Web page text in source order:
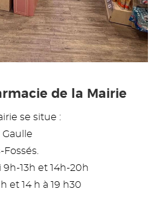
de la Mairie
se situe :
13h et 14h-20h
et 14 h à 19 h30